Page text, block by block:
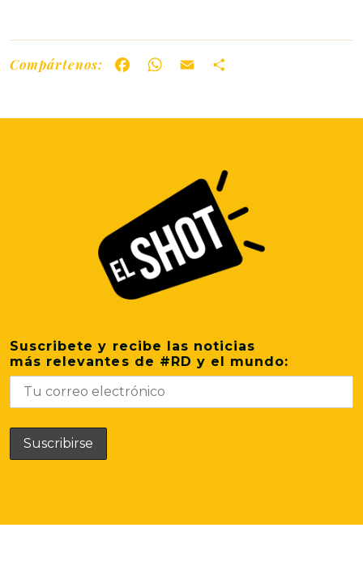
Compártenos: FacebookWhatsApp
Email
Suscribete y recibe las noticias
más relevantes de #RD y el mundo: